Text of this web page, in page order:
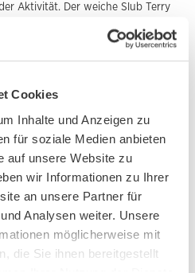
Cookies
Inhalte und Anzeigen zu
für soziale Medien anbieten
auf unsere Website zu
wir Informationen zu Ihrer
an unsere Partner für
Analysen weiter. Unsere
möglicherweise mit
die Sie ihnen bereitgestellt
Aktivität. Der weiche Slub Terry
Unsere kurze Hose für Kinder
Blog
wie wir: Aus dem gleichen Stoff
oder die Shorts Modell ODA in
,ozeanblauoderhaselnussbraun
rostorange schilfgrün
oder
Alternativen.